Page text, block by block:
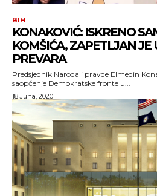
BIH
KONAKOVIĆ: ISKRENO
KOMŠIĆA, ZAPETLJAN JE
PREVARA
Predsjednik Naroda i pravde Elmedin
saopćenje Demokratske fronte u...
18 Juna, 2020